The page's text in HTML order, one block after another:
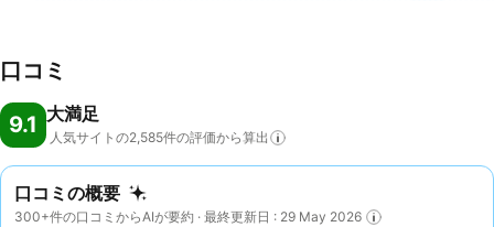
口コミ
9.1 大満足
人気サイトの2,585件の評価から算出
口コミの概要
300+件の口コミからAIが要約 · 最終更新日 : 29 May 2026